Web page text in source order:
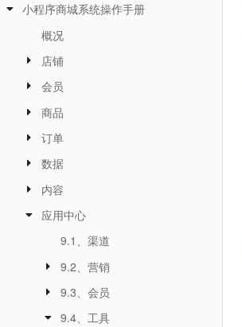
小程序商城系统操作手册
概况
店铺
会员
商品
订单
数据
内容
应用中心
9.1、渠道
9.2、营销
9.3、会员
9.4、工具